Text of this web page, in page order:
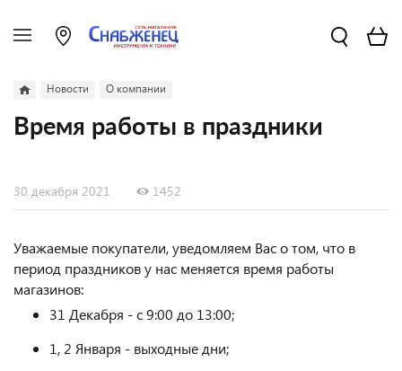
Новости О компании
Время работы в праздники
30 декабря 2021 1452
Уважаемые покупатели, уведомляем Вас о том, что в
период праздников у нас меняется время работы
магазинов:
31 Декабря - с 9:00 до 13:00;
1, 2 Января - выходные дни;